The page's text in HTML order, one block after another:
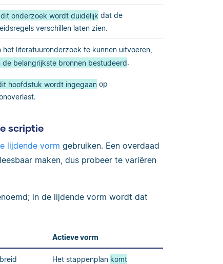
onderzoek wordt duidelijk dat de
verschillen laten zien.
het literatuuronderzoek te kunnen uitvoeren,
de belangrijkste bronnen bestudeerd.
hoofdstuk wordt ingegaan op
scriptie
lijdende vorm gebruiken. Een overdaad
maken, dus probeer te variëren
in de lijdende vorm wordt dat
Actieve vorm
Het stappenplan komt